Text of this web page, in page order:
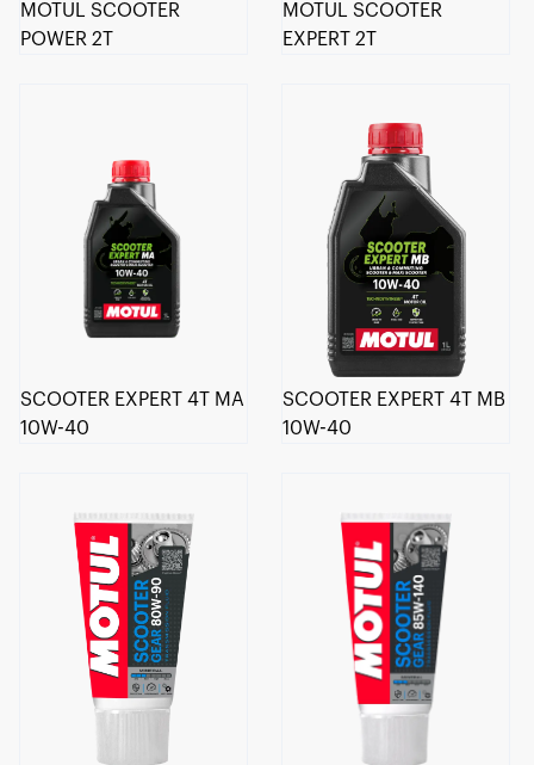
MOTUL SCOOTER
POWER 2T
MOTUL SCOOTER
EXPERT 2T
SCOOTER EXPERT 4T MA
10W-40
SCOOTER EXPERT 4T MB
10W-40